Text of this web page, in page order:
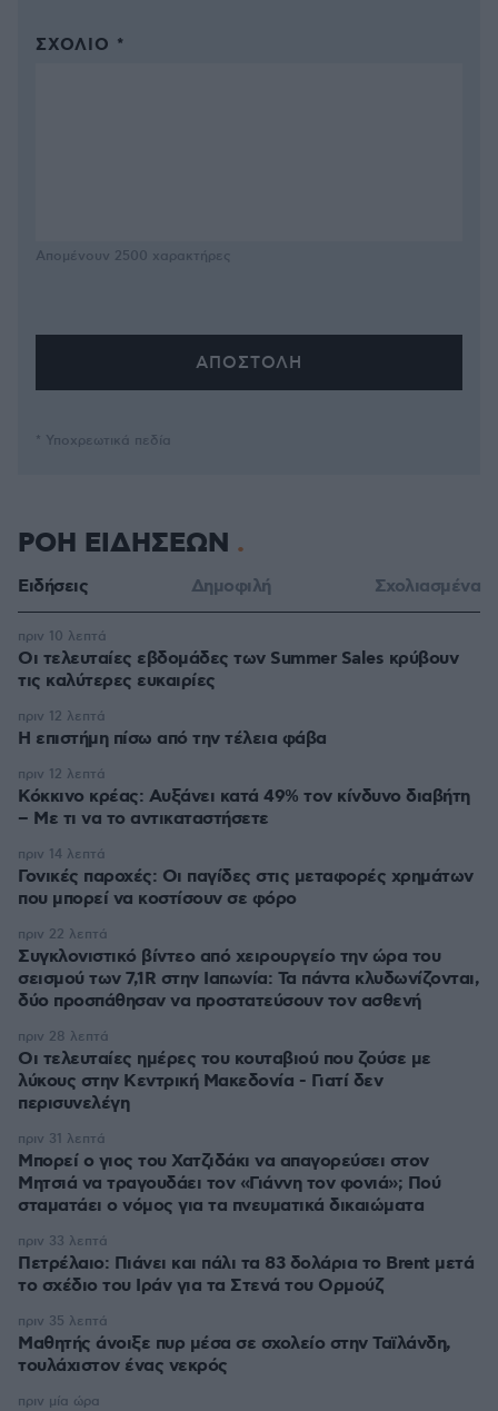
ΣΧΌΛΙΟ *
Απομένουν 2500 χαρακτήρες
* Υποχρεωτικά πεδία
ΡΟΗ ΕΙΔΗΣΕΩΝ
Ειδήσεις Δημοφιλή Σχολιασμένα
Οι τελευταίες εβδομάδες των Summer Sales κρύβουν
τις καλύτερες ευκαιρίες
πριν 10 λεπτά
Η επιστήμη πίσω από την τέλεια φάβα
πριν 12 λεπτά
Κόκκινο κρέας: Αυξάνει κατά 49% τον κίνδυνο διαβήτη
– Με τι να το αντικαταστήσετε
πριν 12 λεπτά
Γονικές παροχές: Οι παγίδες στις μεταφορές χρημάτων
που μπορεί να κοστίσουν σε φόρο
πριν 14 λεπτά
Συγκλονιστικό βίντεο από χειρουργείο την ώρα του
σεισμού των 7,1R στην Ιαπωνία: Τα πάντα κλυδωνίζονται,
δύο προσπάθησαν να προστατεύσουν τον ασθενή
πριν 22 λεπτά
Οι τελευταίες ημέρες του κουταβιού που ζούσε με
λύκους στην Κεντρική Μακεδονία - Γιατί δεν
περισυνελέγη
πριν 28 λεπτά
Μπορεί ο γιος του Χατζιδάκι να απαγορεύσει στον
Μητσιά να τραγουδάει τον «Γιάννη τον φονιά»; Πού
σταματάει ο νόμος για τα πνευματικά δικαιώματα
πριν 31 λεπτά
Πετρέλαιο: Πιάνει και πάλι τα 83 δολάρια το Brent μετά
το σχέδιο του Ιράν για τα Στενά του Ορμούζ
πριν 33 λεπτά
Μαθητής άνοιξε πυρ μέσα σε σχολείο στην Ταϊλάνδη,
τουλάχιστον ένας νεκρός
πριν 35 λεπτά
πριν μία ώρα